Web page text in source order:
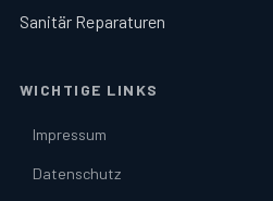
Sanitär Reparaturen
WICHTIGE LINKS
Impressum
Datenschutz